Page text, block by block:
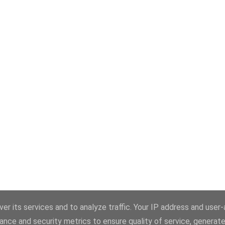
its services and to analyze traffic. Your IP address and
and security metrics to ensure quality of service,